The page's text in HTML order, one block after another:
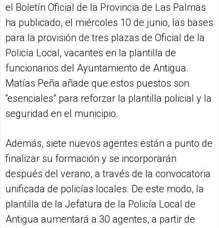
el Boletín Oficial de la Provincia de Las Palmas
ha publicado, el miércoles 10 de junio, las bases
para la provisión de tres plazas de Oficial de la
Policía Local, vacantes en la plantilla de
funcionarios del Ayuntamiento de Antigua.
Matías Peña añade que estos puestos son
“esenciales” para reforzar la plantilla policial y la
seguridad en el municipio.
Además, siete nuevos agentes están a punto de
finalizar su formación y se incorporarán
después del verano, a través de la convocatoria
unificada de policías locales. De este modo, la
plantilla de la Jefatura de la Policía Local de
Antigua aumentará a 30 agentes, a partir de